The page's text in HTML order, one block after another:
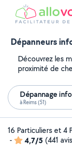
Dépanneurs
Découvrez les
proximité de
Dépannage
à Reims (51)
16 Particuliers et 4
-
4,7/5 (441